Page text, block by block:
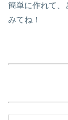
簡単に作れて、
みてね！